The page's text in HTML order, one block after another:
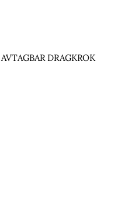
AVTAGBAR DRAGKROK